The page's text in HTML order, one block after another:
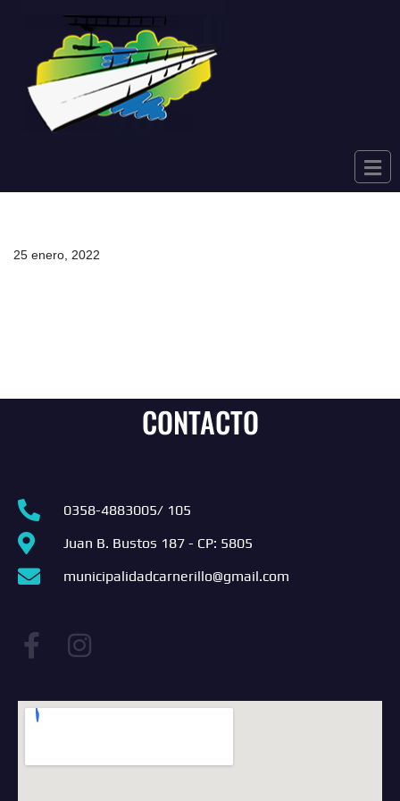
contenido
25 enero, 2022
CONTACTO
0358-4883005/ 105
Juan B. Bustos 187 - CP: 5805
municipalidadcarnerillo@gmail.com